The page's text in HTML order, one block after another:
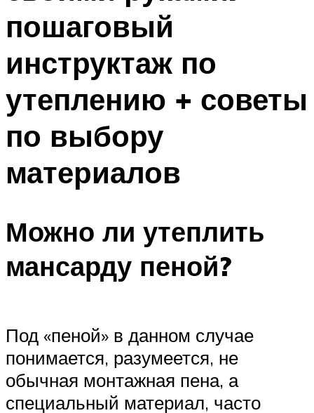
пошаговый
инструктаж по
утеплению + советы
по выбору
материалов
Можно ли утеплить
мансарду пеной?
Под «пеной» в данном случае
понимается, разумеется, не
обычная монтажная пена, а
специальный материал, часто